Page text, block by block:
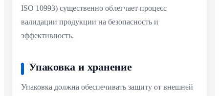
ISO 10993) существенно облегчает процесс
валидации продукции на безопасность и
эффективность.
Упаковка и хранение
Упаковка должна обеспечивать защиту от внешней